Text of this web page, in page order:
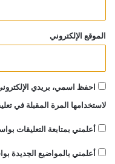
الموقع الإلكتروني
احفظ اسمي، بريدي
لاستخدامها المرة المقبلة في
أعلمني بمتابعة التعليقات
أعلمني بالمواضيع الجديدة